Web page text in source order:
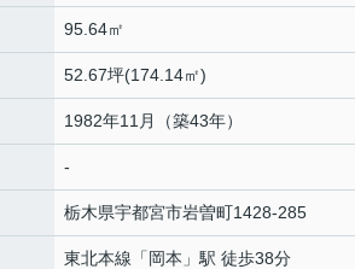
95.64㎡
52.67坪(174.14㎡)
1982年11月（築43年）
-
栃木県宇都宮市岩曽町1428-285
東北本線 「 岡本 」駅 徒歩38分